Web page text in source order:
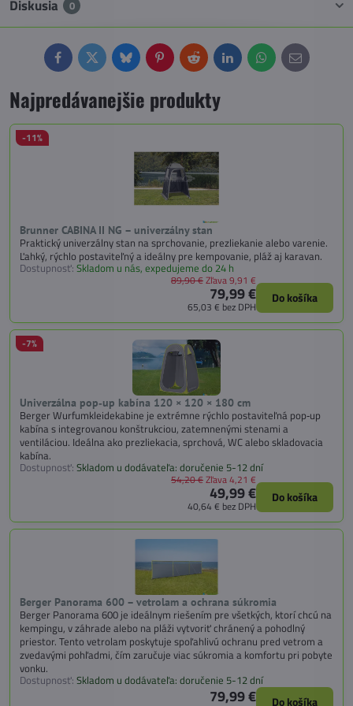
Diskusia 0
FacebookTwitterBlueskyPinterestReddit LinkedInWhatsApp
E-
mail
Najpredávanejšie produkty
Brunner CABINA II NG – univerzálny stan
-11%
Praktický univerzálny stan na sprchovanie, prezliekanie alebo varenie.
Ľahký, rýchlo postaviteľný a ideálny pre kempovanie, pláž aj karavan.
Dostupnosť: Skladom u nás, expedujeme do 24 h
79,99 €
65,03 € bez DPH
89,90 €Zľava 9,91 €
Do košíka
Univerzálna pop‑up kabína 120 × 120 × 180 cm
-7%
Berger Wurfumkleidekabine je extrémne rýchlo postaviteľná pop‑up
kabína s integrovanou konštrukciou, zatemnenými stenami a
ventiláciou. Ideálna ako prezliekacia, sprchová, WC alebo skladovacia
kabína.
Dostupnosť: Skladom u dodávateľa: doručenie 5-12 dní
49,99 €
40,64 € bez DPH
54,20 €Zľava 4,21 €
Do košíka
Berger Panorama 600 – vetrolam a ochrana súkromia
Berger Panorama 600 je ideálnym riešením pre všetkých, ktorí chcú na
kempingu, v záhrade alebo na pláži vytvoriť chránený a pohodlný
priestor. Tento vetrolam poskytuje spoľahlivú ochranu pred vetrom a
zvedavými pohľadmi, čím zaručuje viac súkromia a komfortu pri pobyte
vonku.
Dostupnosť: Skladom u dodávateľa: doručenie 5-12 dní
79,99 € Do košíka